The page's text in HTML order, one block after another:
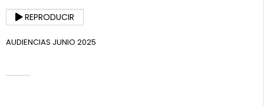
Escala de Brillo
REPRODUCIR
AUDIENCIAS JUNIO 2025